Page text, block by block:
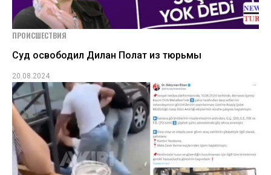
ПРОИСШЕСТВИЯ
Суд освободил Дилан Полат из тюрьмы
20.08.2024